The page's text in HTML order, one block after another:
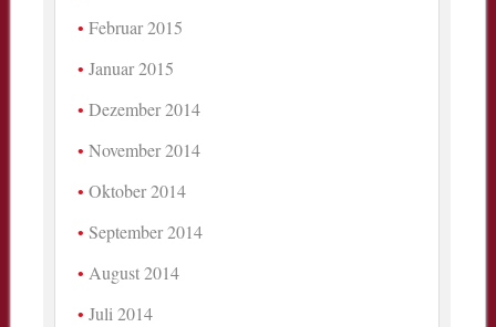
Februar 2015
Januar 2015
Dezember 2014
November 2014
Oktober 2014
September 2014
August 2014
Juli 2014